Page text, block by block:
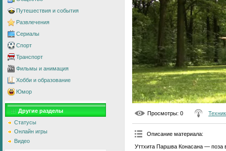
Путешествия и события
Развлечения
Сериалы
Спорт
Транспорт
Фильмы и анимация
Хобби и образование
Юмор
Другие разделы
Статусы
Онлайн игры
Видео
Просмотры: 0
Описание материала:
Уттхита Паршва Конасана — поза